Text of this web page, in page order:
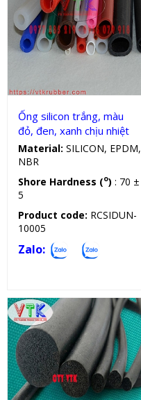
Ống silicon
Ống silicon trắng, màu
đỏ, đen, xanh chịu nhiệt
Material: SILICON, EPDM,
NBR
Shore Hardness (o) : 70 ±
5
Product code: RCSIDUN-
10005
Zalo: